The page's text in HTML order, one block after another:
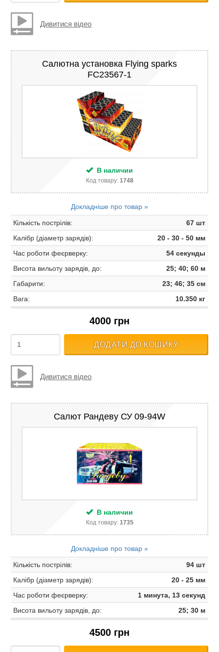
Дивитися відео
Салютна установка Flying sparks
FC23567-1
В наличии
Код товару: 1748
Докладніше про товар »
Кількість пострілів:
67 шт
Калібр (діаметр зарядів):
20 - 30 - 50 мм
Час роботи феєрверку:
54 секунды
Висота вильоту зарядів, до:
25; 40; 60 м
Габарити:
23; 46; 35 см
Вага:
10.350 кг
4000 грн
ДОДАТИ ДО КОШИКУ
Дивитися відео
Салют Рандеву СУ 09-94W
В наличии
Код товару: 1735
Докладніше про товар »
Кількість пострілів:
94 шт
Калібр (діаметр зарядів):
20 - 25 мм
Час роботи феєрверку:
1 минута, 13 секунд
Висота вильоту зарядів, до:
25; 30 м
4500 грн